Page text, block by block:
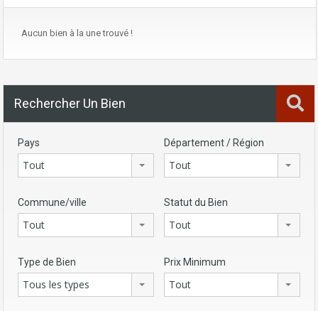
Aucun bien à la une trouvé !
Rechercher Un Bien
Pays
Tout
Département / Région
Tout
Commune/ville
Tout
Statut du Bien
Tout
Type de Bien
Tous les types
Prix Minimum
Tout